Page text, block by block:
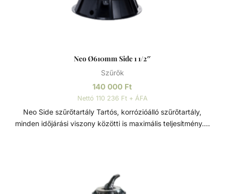
Neo Ø610mm Side 1 1/2″
Szűrők
140 000 Ft
Nettó 110 236 Ft + ÁFA
Neo Side szűrőtartály Tartós, korrózióálló szűrőtartály,
minden időjárási viszony közötti is maximális teljesítmény. 7
eloszlását a homokágy tetején; ami sima, szabadon áramló